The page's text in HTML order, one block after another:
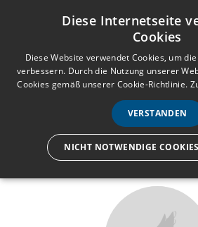
Anmelden
Wir lassen nur die Hand los,
Diese Internetseite
Cookies
Diese Website verwendet Cookies, um
verbessern. Durch die Nutzung unserer
Cookies gemäß unserer Cookie-Richtlinie.
VERSTANDEN
NICHT NOTWENDIGE